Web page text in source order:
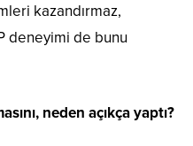
kazandırmaz,
deneyimi de bunu
neden açıkça yaptı?